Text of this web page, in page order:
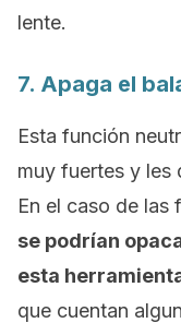
lente.
7. Apaga el
Esta función
muy fuertes y les
En el caso de las
se podrían
esta
que cuentan